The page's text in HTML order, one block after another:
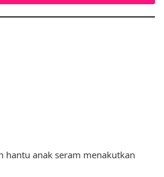
hantu anak seram menakutkan